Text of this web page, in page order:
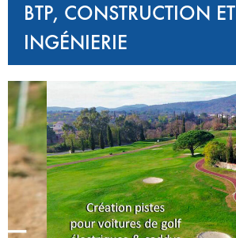
BTP, CONSTRUCTION ET
INGÉNIERIE
‹